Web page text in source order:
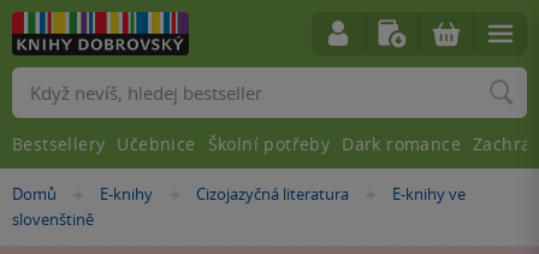
Nacházíte
se
Domů »E-knihy »
Cizojazyčná literatura »
E-knihy ve
slovenštině
Vyhledávání
Bestsellery Učebnice Školní potřeby Dark romance